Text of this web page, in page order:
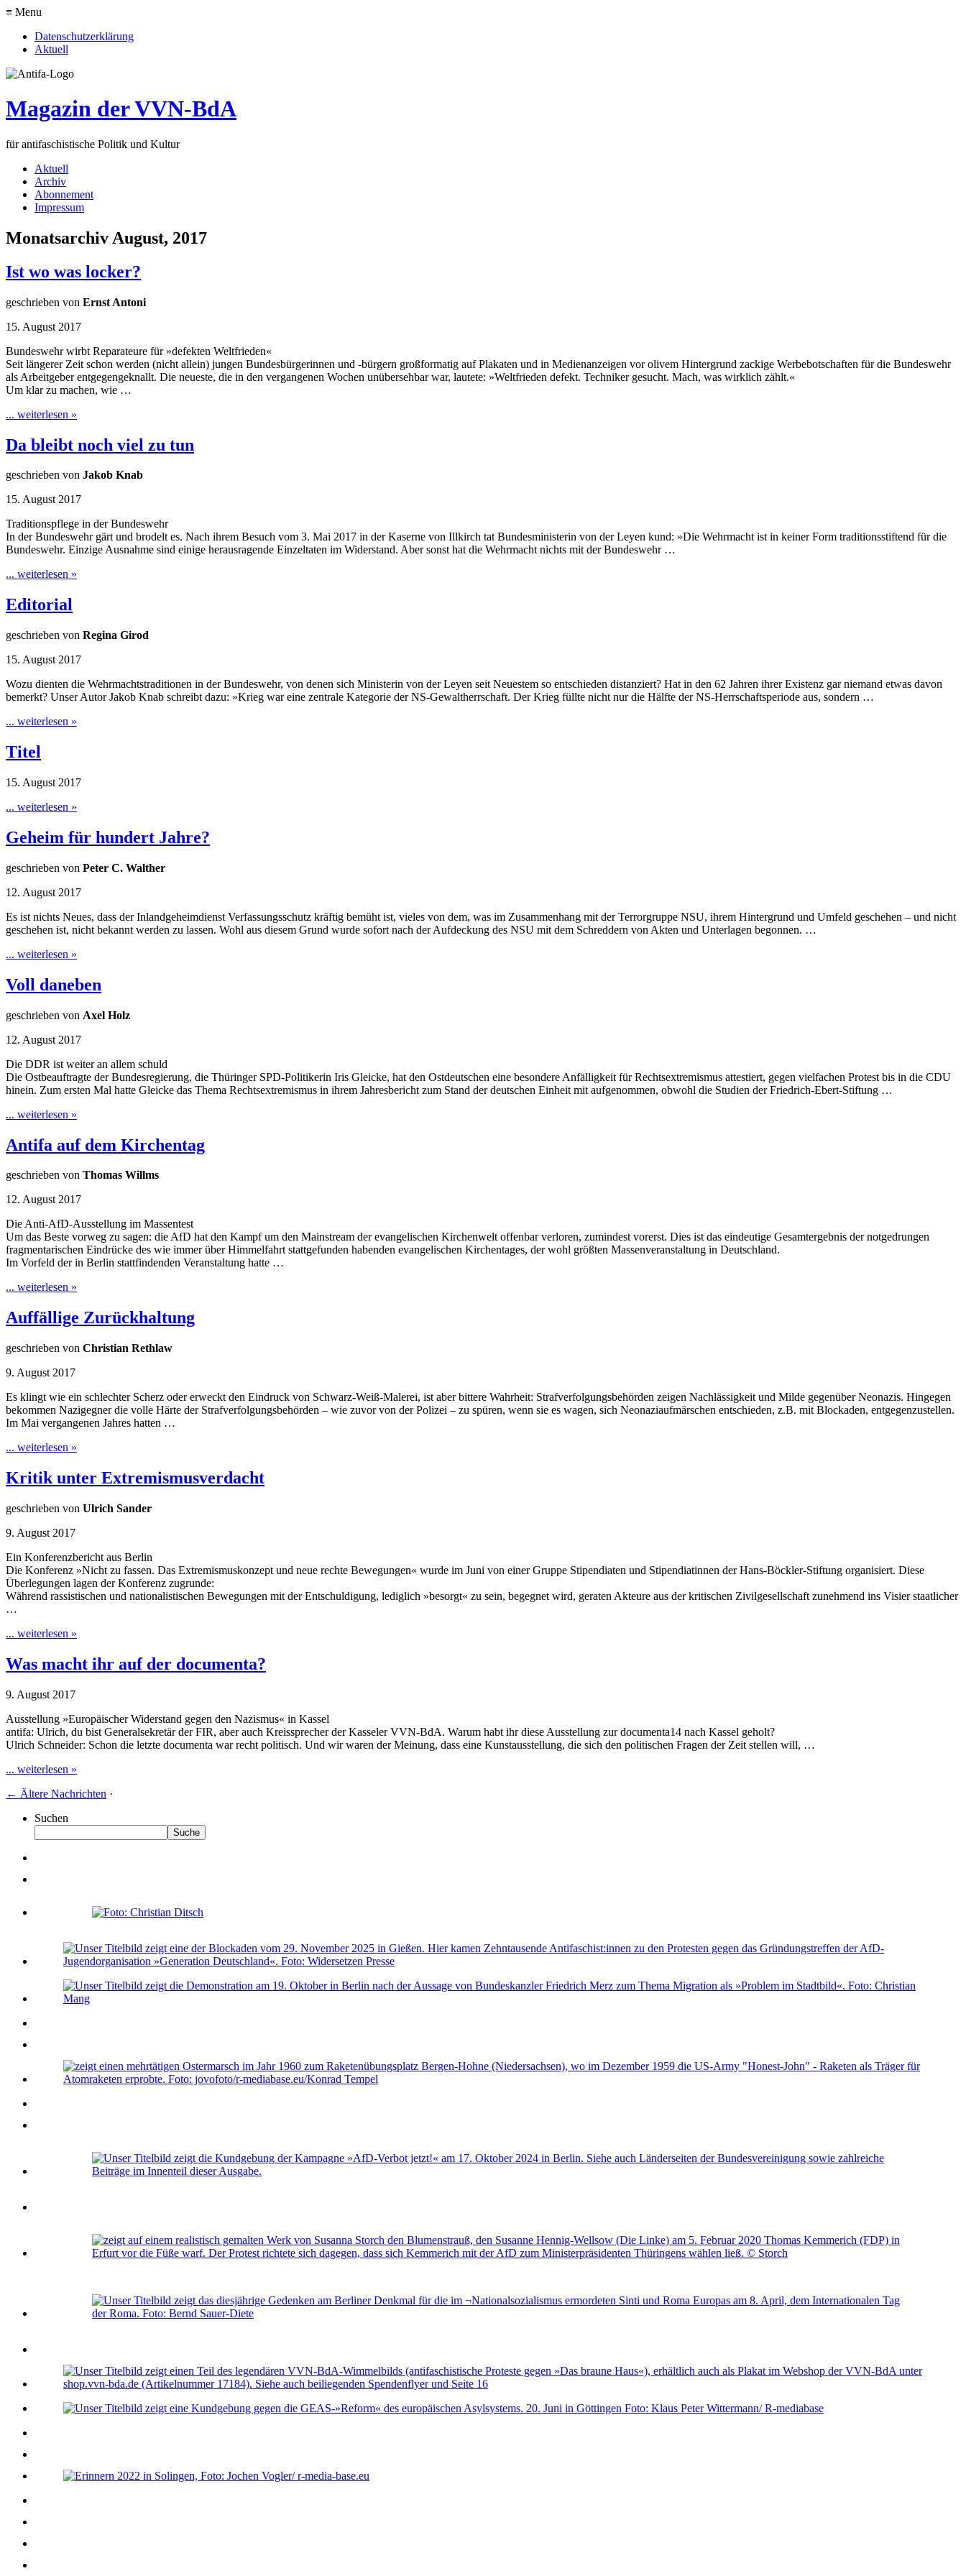
≡ Menu
Datenschutzerklärung
Aktuell
Magazin der VVN-BdA
für antifaschistische Politik und Kultur
Aktuell
Archiv
Abonnement
Impressum
Monatsarchiv August, 2017
Ist wo was locker?
geschrieben von Ernst Antoni
15. August 2017
Bundeswehr wirbt Reparateure für »defekten Weltfrieden«
Seit längerer Zeit schon werden (nicht allein) jungen Bundesbürgerinnen und -bürgern großformatig auf Plakaten und in Medienanzeigen vor olivem Hintergrund zackige Werbebotschaften für die Bundeswehr
als Arbeitgeber entgegengeknallt. Die neueste, die in den vergangenen Wochen unübersehbar war, lautete: »Weltfrieden defekt. Techniker gesucht. Mach, was wirklich zählt.«
Um klar zu machen, wie …
... weiterlesen »
Da bleibt noch viel zu tun
geschrieben von Jakob Knab
15. August 2017
Traditionspflege in der Bundeswehr
In der Bundeswehr gärt und brodelt es. Nach ihrem Besuch vom 3. Mai 2017 in der Kaserne von Illkirch tat Bundesministerin von der Leyen kund: »Die Wehrmacht ist in keiner Form traditionsstiftend für die
Bundeswehr. Einzige Ausnahme sind einige herausragende Einzeltaten im Widerstand. Aber sonst hat die Wehrmacht nichts mit der Bundeswehr …
... weiterlesen »
Editorial
geschrieben von Regina Girod
15. August 2017
Wozu dienten die Wehrmachtstraditionen in der Bundeswehr, von denen sich Ministerin von der Leyen seit Neuestem so entschieden distanziert? Hat in den 62 Jahren ihrer Existenz gar niemand etwas davon
bemerkt? Unser Autor Jakob Knab schreibt dazu: »Krieg war eine zentrale Kategorie der NS-Gewaltherrschaft. Der Krieg füllte nicht nur die Hälfte der NS-Herrschaftsperiode aus, sondern …
... weiterlesen »
Titel
15. August 2017
... weiterlesen »
Geheim für hundert Jahre?
geschrieben von Peter C. Walther
12. August 2017
Es ist nichts Neues, dass der Inlandgeheimdienst Verfassungsschutz kräftig bemüht ist, vieles von dem, was im Zusammenhang mit der Terrorgruppe NSU, ihrem Hintergrund und Umfeld geschehen – und nicht
geschehen ist, nicht bekannt werden zu lassen. Wohl aus diesem Grund wurde sofort nach der Aufdeckung des NSU mit dem Schreddern von Akten und Unterlagen begonnen. …
... weiterlesen »
Voll daneben
geschrieben von Axel Holz
12. August 2017
Die DDR ist weiter an allem schuld
Die Ostbeauftragte der Bundesregierung, die Thüringer SPD-Politikerin Iris Gleicke, hat den Ostdeutschen eine besondere Anfälligkeit für Rechtsextremismus attestiert, gegen vielfachen Protest bis in die CDU
hinein. Zum ersten Mal hatte Gleicke das Thema Rechtsextremismus in ihrem Jahresbericht zum Stand der deutschen Einheit mit aufgenommen, obwohl die Studien der Friedrich-Ebert-Stiftung …
... weiterlesen »
Antifa auf dem Kirchentag
geschrieben von Thomas Willms
12. August 2017
Die Anti-AfD-Ausstellung im Massentest
Um das Beste vorweg zu sagen: die AfD hat den Kampf um den Mainstream der evangelischen Kirchenwelt offenbar verloren, zumindest vorerst. Dies ist das eindeutige Gesamtergebnis der notgedrungen
fragmentarischen Eindrücke des wie immer über Himmelfahrt stattgefunden habenden evangelischen Kirchentages, der wohl größten Massenveranstaltung in Deutschland.
Im Vorfeld der in Berlin stattfindenden Veranstaltung hatte …
... weiterlesen »
Auffällige Zurückhaltung
geschrieben von Christian Rethlaw
9. August 2017
Es klingt wie ein schlechter Scherz oder erweckt den Eindruck von Schwarz-Weiß-Malerei, ist aber bittere Wahrheit: Strafverfolgungsbehörden zeigen Nachlässigkeit und Milde gegenüber Neonazis. Hingegen
bekommen Nazigegner die volle Härte der Strafverfolgungsbehörden – wie zuvor von der Polizei – zu spüren, wenn sie es wagen, sich Neonaziaufmärschen entschieden, z.B. mit Blockaden, entgegenzustellen.
Im Mai vergangenen Jahres hatten …
... weiterlesen »
Kritik unter Extremismusverdacht
geschrieben von Ulrich Sander
9. August 2017
Ein Konferenzbericht aus Berlin
Die Konferenz »Nicht zu fassen. Das Extremismuskonzept und neue rechte Bewegungen« wurde im Juni von einer Gruppe Stipendiaten und Stipendiatinnen der Hans-Böckler-Stiftung organisiert. Diese
Überlegungen lagen der Konferenz zugrunde:
Während rassistischen und nationalistischen Bewegungen mit der Entschuldigung, lediglich »besorgt« zu sein, begegnet wird, geraten Akteure aus der kritischen Zivilgesellschaft zunehmend ins Visier staatlicher
…
... weiterlesen »
Was macht ihr auf der documenta?
9. August 2017
Ausstellung »Europäischer Widerstand gegen den Nazismus« in Kassel
antifa: Ulrich, du bist Generalsekretär der FIR, aber auch Kreissprecher der Kasseler VVN-BdA. Warum habt ihr diese Ausstellung zur documenta14 nach Kassel geholt?
Ulrich Schneider: Schon die letzte documenta war recht politisch. Und wir waren der Meinung, dass eine Kunstausstellung, die sich den politischen Fragen der Zeit stellen will, …
... weiterlesen »
← Ältere Nachrichten ·
Suchen
Suche